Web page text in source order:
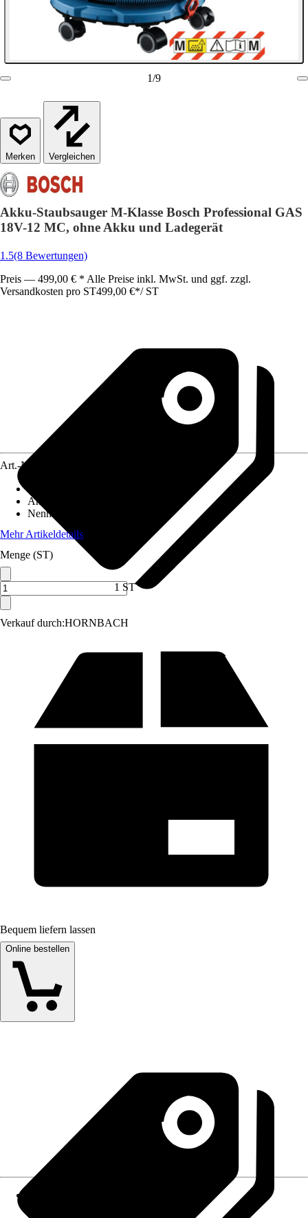
1/9
Vergleichen
Akku-Staubsauger M-Klasse Bosch Professional GAS
18V-12 MC, ohne Akku und Ladegerät
1.5(8 Bewertungen)
Preis — 499,00 € * Alle Preise inkl. MwSt. und ggf. zzgl.
Versandkosten pro ST499,00 €*/ ST
Verkauf durch:HORNBACH
Art.-Nr.
Antriebsart
Nennaufnahmeleistung
Mehr Artikeldetails
Menge (ST)
1 ST
Bequem liefern lassen
Online bestellen